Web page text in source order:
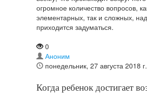
огромное количество вопросов,
элементарных, так и сложных,
приходится задуматься.
0
Аноним
понедельник, 27 августа 2018 г.
Когда ребенок достигает